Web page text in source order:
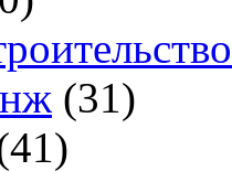
(31)